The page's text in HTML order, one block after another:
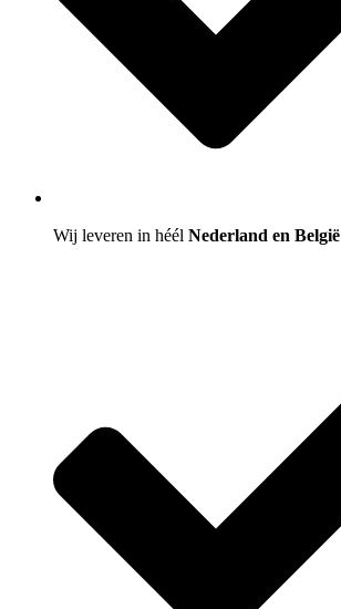
Wij leveren in héél Nederland en België